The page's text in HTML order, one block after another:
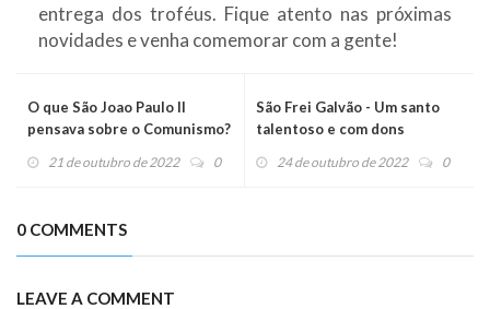
entrega dos troféus. Fique atento nas próximas
novidades e venha comemorar com a gente!
O que São Joao Paulo II
pensava sobre o Comunismo?
21 de outubro de 2022 0
São Frei Galvão - Um santo
talentoso e com dons
24 de outubro de 2022 0
0 COMMENTS
LEAVE A COMMENT